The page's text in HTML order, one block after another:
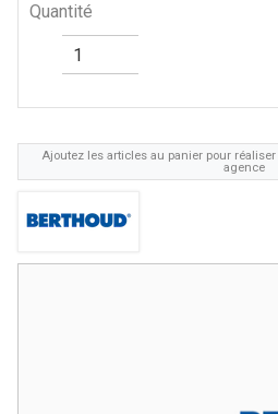
Ajoutez les articles au panier pour
agence
Quantité